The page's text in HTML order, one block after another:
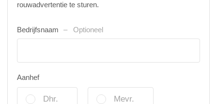
rouwadvertentie te sturen.
Bedrijfsnaam Optioneel
Aanhef
Dhr. Mevr.